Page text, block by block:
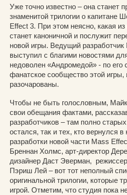
Уже точно известно – она станет
знаменитой трилогии о капитане
Effect 3. При этом неясно, какая
станет каноничной и послужит
новой игры. Ведущий
выступил с благими новостями
недоволен «Андромедой» - по его
фанатское сообщество этой игры,
разочарованы.
Чтобы не быть голословным,
свои обещания фактами,
разработчиков – там полно
остался, так и тех, кто вернулся
разработки новой части Mass
Бреннан Холмс, арт-директор
дизайнер Даст Эверман,
Пэриш Лей – вот тот неполный
оригинальной трилогии, которые
игрой. Отметим, что студия пока